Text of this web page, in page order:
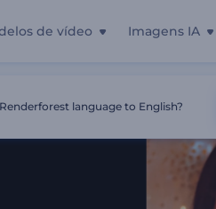
de vídeo Imagens IA
language to English?